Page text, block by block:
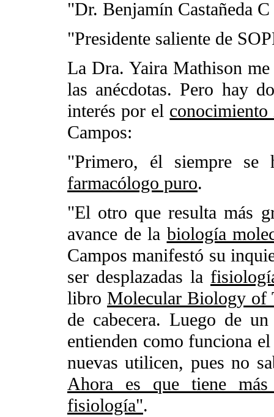
"Dr. Benjamín Castañeda C
"Presidente saliente de
La Dra. Yaira Mathison
las anécdotas. Pero hay
interés por el
Campos:
"Primero, él siempre se
farmacólogo puro.
"El otro que resulta más
avance de la biología
Campos manifestó su
ser desplazadas la
libro Molecular Biology of
de cabecera. Luego de
entienden como funciona
nuevas utilicen, pues no
Ahora es que tiene
fisiología".